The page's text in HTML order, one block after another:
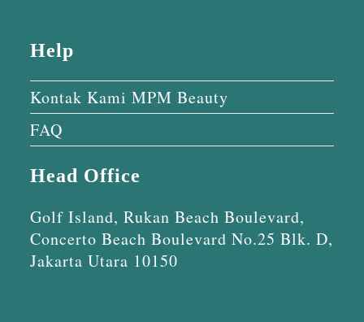
Help
Kontak Kami MPM Beauty
FAQ
Head Office
Golf Island, Rukan Beach Boulevard,
Concerto Beach Boulevard No.25 Blk. D,
Jakarta Utara 10150